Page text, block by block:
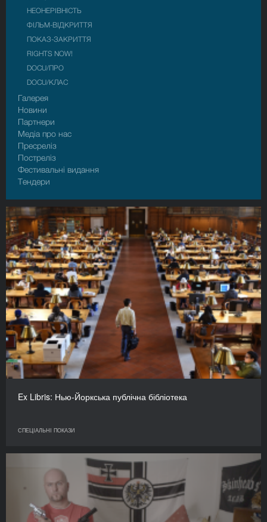
НЕОНЕРІВНІСТЬ
ФІЛЬМ-ВІДКРИТТЯ
ПОКАЗ-ЗАКРИТТЯ
RIGHTS NOW!
DOCU/ПРО
DOCU/КЛАС
Галерея
Новини
Партнери
Медіа про нас
Пресрелiз
Пострелiз
Фестивальні видання
Тендери
Ex Libris: Нью-Йоркська публічна бібліотека
СПЕЦІАЛЬНІ ПОКАЗИ